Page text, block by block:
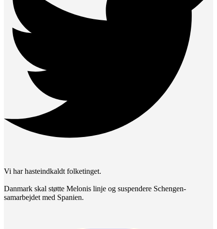
Vi har hasteindkaldt folketinget.
Danmark skal støtte Melonis linje og suspendere Schengen-
samarbejdet med Spanien.